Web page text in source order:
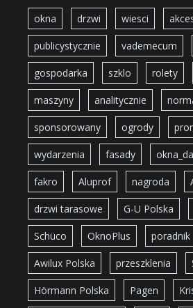
okna drzwi wiesci
publicystycznie vademecum
gospodarka szklo rolety
maszyny analitycznie
sponsorowany ogrody
wydarzenia fasady
fakro Aluprof nagroda
drzwi tarasowe G-U Polska
Schüco OknoPlus poradnik
Awilux Polska przeszklenia
Hörmann Polska Pagen